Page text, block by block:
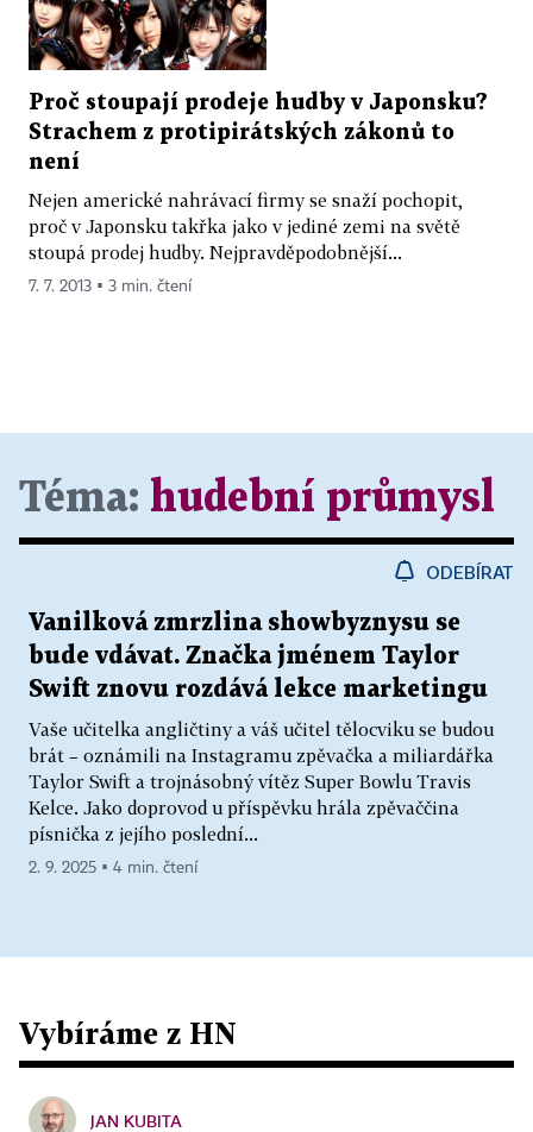
Proč stoupají prodeje hudby v Japonsku?
Strachem z protipirátských zákonů to
není
Nejen americké nahrávací firmy se snaží pochopit,
proč v Japonsku takřka jako v jediné zemi na světě
stoupá prodej hudby. Nejpravděpodobnější...
7. 7. 2013 ▪ 3 min. čtení
Téma: hudební průmysl
ODEBÍRAT
Vanilková zmrzlina showbyznysu se
bude vdávat. Značka jménem Taylor
Swift znovu rozdává lekce marketingu
Vaše učitelka angličtiny a váš učitel tělocviku se budou
brát – oznámili na Instagramu zpěvačka a miliardářka
Taylor Swift a trojnásobný vítěz Super Bowlu Travis
Kelce. Jako doprovod u příspěvku hrála zpěvaččina
písnička z jejího poslední...
2. 9. 2025 ▪ 4 min. čtení
Vybíráme z HN
JAN KUBITA